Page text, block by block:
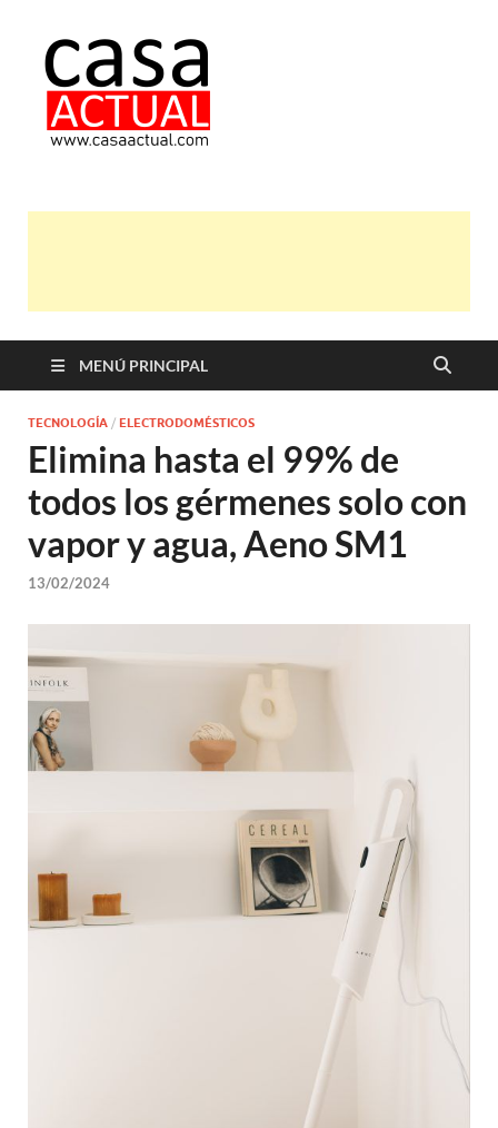
MENÚ PRINCIPAL
TECNOLOGÍA / ELECTRODOMÉSTICOS
Elimina hasta el 99% de
todos los gérmenes solo con
vapor y agua, Aeno SM1
13/02/2024